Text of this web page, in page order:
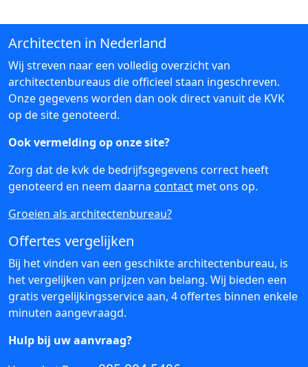
Architecten in Nederland
Wij streven naar een volledig overzicht van
architectenbureaus die officieel staan ingeschreven.
Onze gegevens worden dan ook direct vanuit de KVK
op de site genoteerd.
Ook vermelding op onze site?
Zorg dat de kvk de bedrijfsgegevens correct heeft
genoteerd en neem daarna contact met ons op.
Groeien als architectenbureau?
Offertes vergelijken
Bij het vinden van een geschikte architectenbureau, is
het vergelijken van prijzen van belang. Wij bieden een
gratis vergelijkingsservice aan, 4 offertes binnen enkele
minuten aangevraagd.
Hulp bij uw aanvraag?